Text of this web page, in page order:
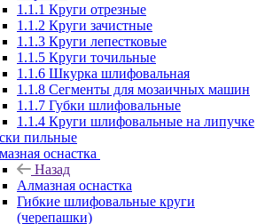
1.1.1 Круги отрезные
1.1.2 Круги зачистные
1.1.3 Круги лепестковые
1.1.5 Круги точильные
1.1.6 Шкурка шлифовальная
1.1.8 Сегменты для мозаичных машин
1.1.7 Губки шлифовальные
1.1.4 Круги шлифовальные на липучке
пильные
оснастка
Назад
Алмазная оснастка
Гибкие шлифовальные круги
(черепашки)